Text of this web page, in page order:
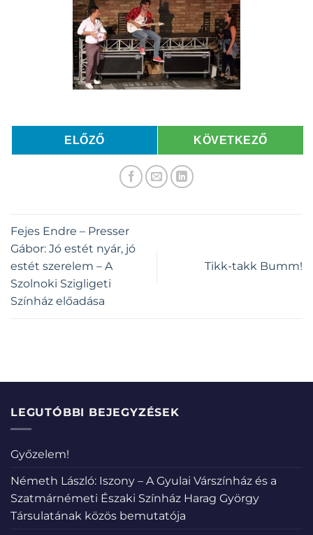
ELŐZŐ KÖVETKEZŐ
Fejes Endre – Presser
Gábor: Jó estét nyár, jó
estét szerelem – A
Szolnoki Szigligeti
Színház előadása
Tikk-takk Bumm!
LEGUTÓBBI BEJEGYZÉSEK
Győzelem!
Németh László: Iszony – A Gyulai Várszínház és a
Szatmárnémeti Északi Színház Harag György
Társulatának közös bemutatója